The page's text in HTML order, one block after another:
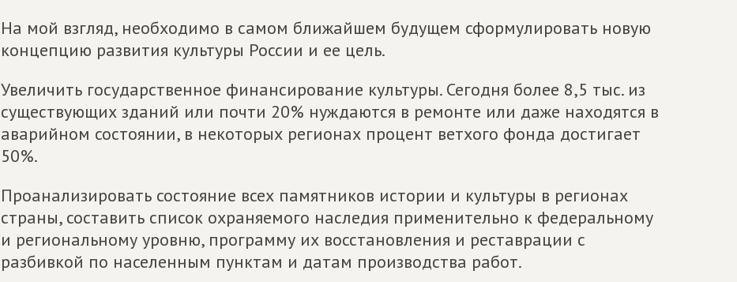
На мой взгляд, необходимо в самом ближайшем будущем сформулировать новую
концепцию развития культуры России и ее цель.
Увеличить государственное финансирование культуры. Сегодня более 8,5 тыс. из
существующих зданий или почти 20% нуждаются в ремонте или даже находятся в
аварийном состоянии, в некоторых регионах процент ветхого фонда достигает
50%.
Проанализировать состояние всех памятников истории и культуры в регионах
страны, составить список охраняемого наследия применительно к федеральному
и региональному уровню, программу их восстановления и реставрации с
разбивкой по населенным пунктам и датам производства работ.